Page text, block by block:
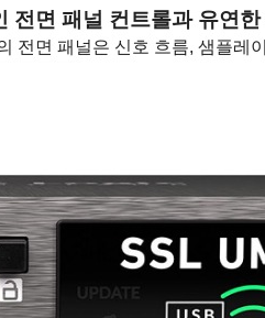
전면 패널 컨트롤과 유연한
전면 패널은 신호 흐름, 샘플레